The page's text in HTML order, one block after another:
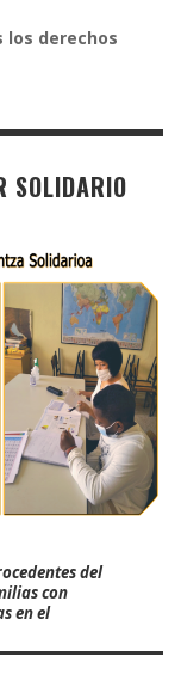
los derechos
SOLIDARIO
del
con
en el